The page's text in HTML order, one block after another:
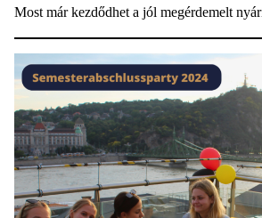
Most már kezdődhet a jól megérdemelt